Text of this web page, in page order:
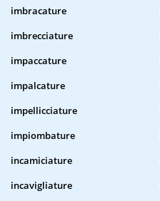
imbracature
imbrecciature
impaccature
impalcature
impellicciature
impiombature
incamiciature
incavigliature